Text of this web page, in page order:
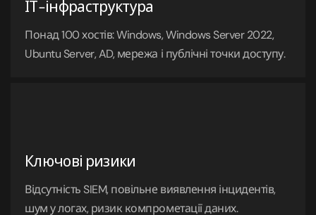
ІТ-інфраструктура
Понад 100 хостів: Windows, Windows Server 2022,
Ubuntu Server, AD, мережа і публічні точки доступу.
Ключові ризики
Відсутність SIEM, повільне виявлення інцидентів,
шум у логах, ризик компрометації даних.